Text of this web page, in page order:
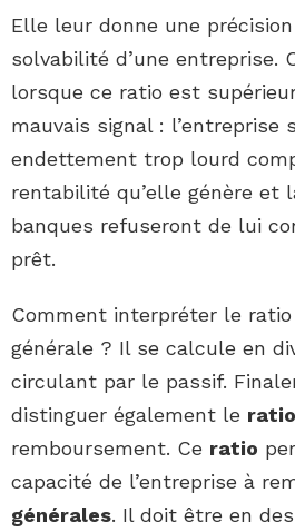
Elle leur donne une
solvabilité d’une entreprise.
lorsque ce ratio est
mauvais signal : l’entreprise
endettement trop lourd
rentabilité qu’elle génère et
banques refuseront de lui
prêt.
Comment interpréter le
générale ? Il se calcule en
circulant par le passif.
distinguer également le ratio
remboursement. Ce ratio
capacité de l’entreprise à
générales. Il doit être en